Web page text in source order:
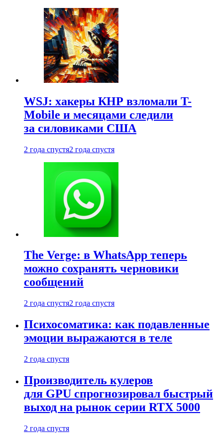
WSJ: хакеры КНР взломали T-
Mobile и месяцами следили
за силовиками США
2 года спустя2 года спустя
The Verge: в WhatsApp теперь
можно сохранять черновики
сообщений
2 года спустя2 года спустя
Психосоматика: как подавленные
эмоции выражаются в теле
2 года спустя
Производитель кулеров
для GPU спрогнозировал быстрый
выход на рынок серии RTX 5000
2 года спустя